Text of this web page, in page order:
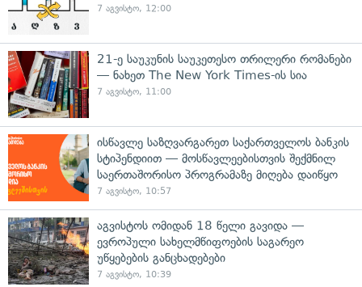
7 აგვისტო, 12:00
21-ე საუკუნის საუკეთესო თრილერი რომანები
— ნახეთ The New York Times-ის სია
7 აგვისტო, 11:00
ისწავლე საზღვარგარეთ საქართველოს ბანკის
სტიპენდიით — მოსწავლეებისთვის შექმნილ
საერთაშორისო პროგრამაზე მიღება დაიწყო
7 აგვისტო, 10:57
აგვისტოს ომიდან 18 წელი გავიდა —
ევროპული სახელმწიფოების საგარეო
უწყებების განცხადებები
7 აგვისტო, 10:39